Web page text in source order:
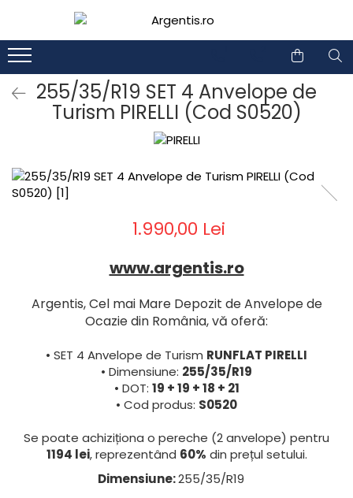
255/35/R19 SET 4 Anvelope de
Turism PIRELLI (Cod S0520)
1.990,00 Lei
www.argentis.ro
Argentis, Cel mai Mare Depozit de Anvelope de
Ocazie din România, vă oferă:
• SET 4 Anvelope de Turism RUNFLAT PIRELLI
• Dimensiune: 255/35/R19
• DOT: 19 + 19 + 18 + 21
• Cod produs: S0520
Se poate achiziționa o pereche (2 anvelope) pentru
1194 lei, reprezentând 60% din prețul setului.
Dimensiune:255/35/R19